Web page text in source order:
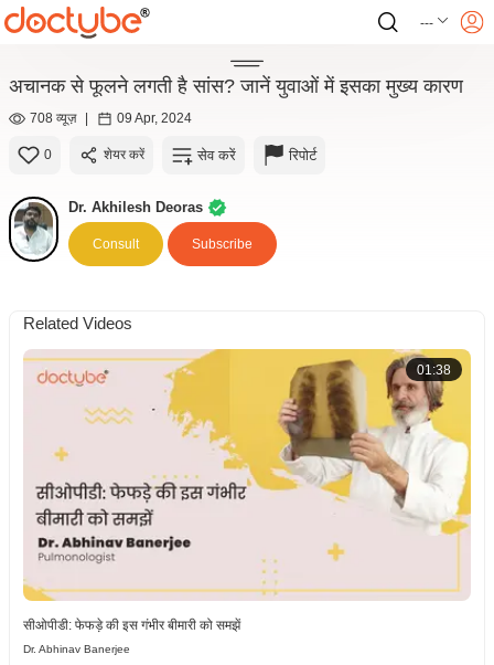
---
अचानक से फूलने लगती है सांस? जानें युवाओं में इसका मुख्य कारण
708 व्यूज़ | 09 Apr, 2024
0 शेयर करें सेव करें रिपोर्ट
Dr. Akhilesh Deoras
Consult Subscribe
Related Videos
01:38
सीओपीडी: फेफड़े की इस गंभीर बीमारी को समझें
Dr. Abhinav Banerjee